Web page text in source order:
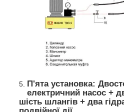
П'ята установка:
електричний насос +
шість шлангів + два